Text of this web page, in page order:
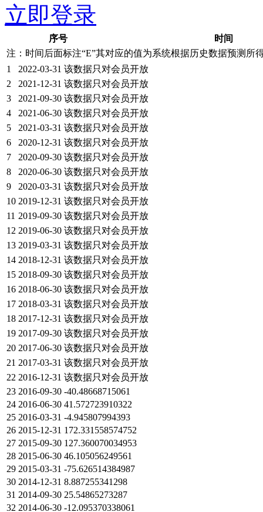
立即登录
序号
时间
注：时间后面标注“E”其对应的值为系统根据历史数据预测所
1
2022-03-31 该数据只对会员开放
2
2021-12-31 该数据只对会员开放
3
2021-09-30 该数据只对会员开放
4
2021-06-30 该数据只对会员开放
5
2021-03-31 该数据只对会员开放
6
2020-12-31 该数据只对会员开放
7
2020-09-30 该数据只对会员开放
8
2020-06-30 该数据只对会员开放
9
2020-03-31 该数据只对会员开放
10 2019-12-31 该数据只对会员开放
11 2019-09-30 该数据只对会员开放
12 2019-06-30 该数据只对会员开放
13 2019-03-31 该数据只对会员开放
14 2018-12-31 该数据只对会员开放
15 2018-09-30 该数据只对会员开放
16 2018-06-30 该数据只对会员开放
17 2018-03-31 该数据只对会员开放
18 2017-12-31 该数据只对会员开放
19 2017-09-30 该数据只对会员开放
20 2017-06-30 该数据只对会员开放
21 2017-03-31 该数据只对会员开放
22 2016-12-31 该数据只对会员开放
23 2016-09-30 -40.48668715061
24 2016-06-30 41.572723910322
25 2016-03-31 -4.945807994393
26 2015-12-31 172.331558574752
27 2015-09-30 127.360070034953
28 2015-06-30 46.105056249561
29 2015-03-31 -75.626514384987
30 2014-12-31 8.887255341298
31 2014-09-30 25.54865273287
32 2014-06-30 -12.095370338061